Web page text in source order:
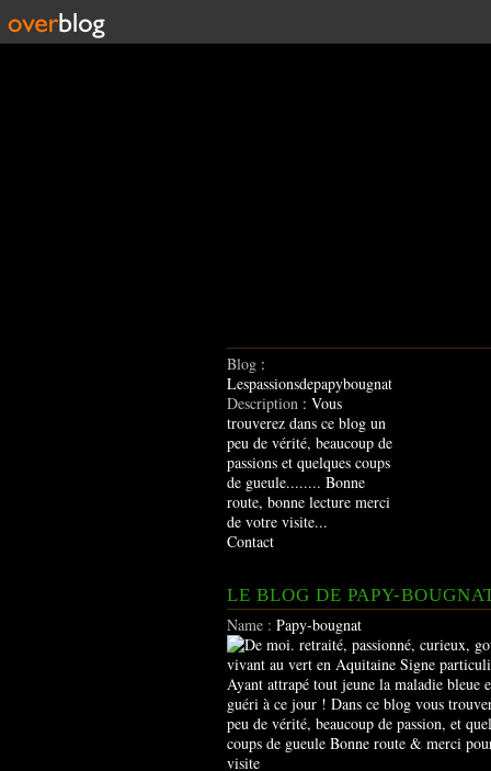
Blog :
Lespassionsdepapybougnat
Description : Vous
trouverez dans ce blog un
peu de vérité, beaucoup de
passions et quelques coups
de gueule........ Bonne
route, bonne lecture merci
de votre visite...
Contact
LE BLOG DE PAPY-
Name : Papy-bougnat